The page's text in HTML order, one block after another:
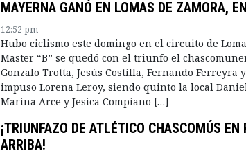
MAYERNA GANÓ EN LOMAS DE ZAMORA,
12:52 pm
Hubo ciclismo este domingo en el circuito de
Master “B” se quedó con el triunfo el
Gonzalo Trotta, Jesús Costilla, Fernando Ferreyra
impuso Lorena Leroy, siendo quinto la local
Marina Arce y Jesica Compiano […]
¡TRIUNFAZO DE ATLÉTICO CHASCOMÚS
ARRIBA!